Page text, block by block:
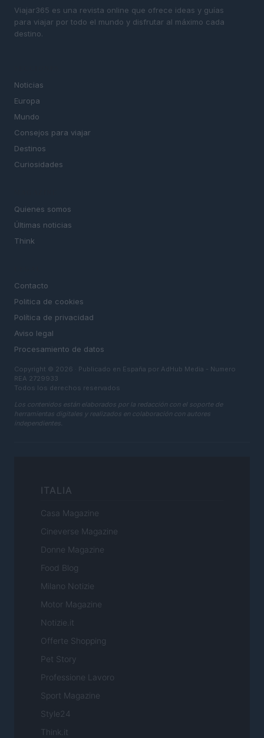
Viajar365 es una revista online que ofrece ideas y guías
para viajar por todo el mundo y disfrutar al máximo cada
destino.
Noticias
Europa
Mundo
Consejos para viajar
Destinos
Curiosidades
Quienes somos
Últimas noticias
Think
Contacto
Politica de cookies
Política de privacidad
Aviso legal
Procesamiento de datos
Copyright © 2026 · Publicado en España por AdHub Media - Numero
REA 2729933
Todos los derechos reservados
Los contenidos están elaborados por la redacción con el soporte de
herramientas digitales y realizados en colaboración con autores
independientes.
ITALIA
Casa Magazine
Cineverse Magazine
Donne Magazine
Food Blog
Milano Notizie
Motor Magazine
Notizie.it
Offerte Shopping
Pet Story
Professione Lavoro
Sport Magazine
Style24
Think.it